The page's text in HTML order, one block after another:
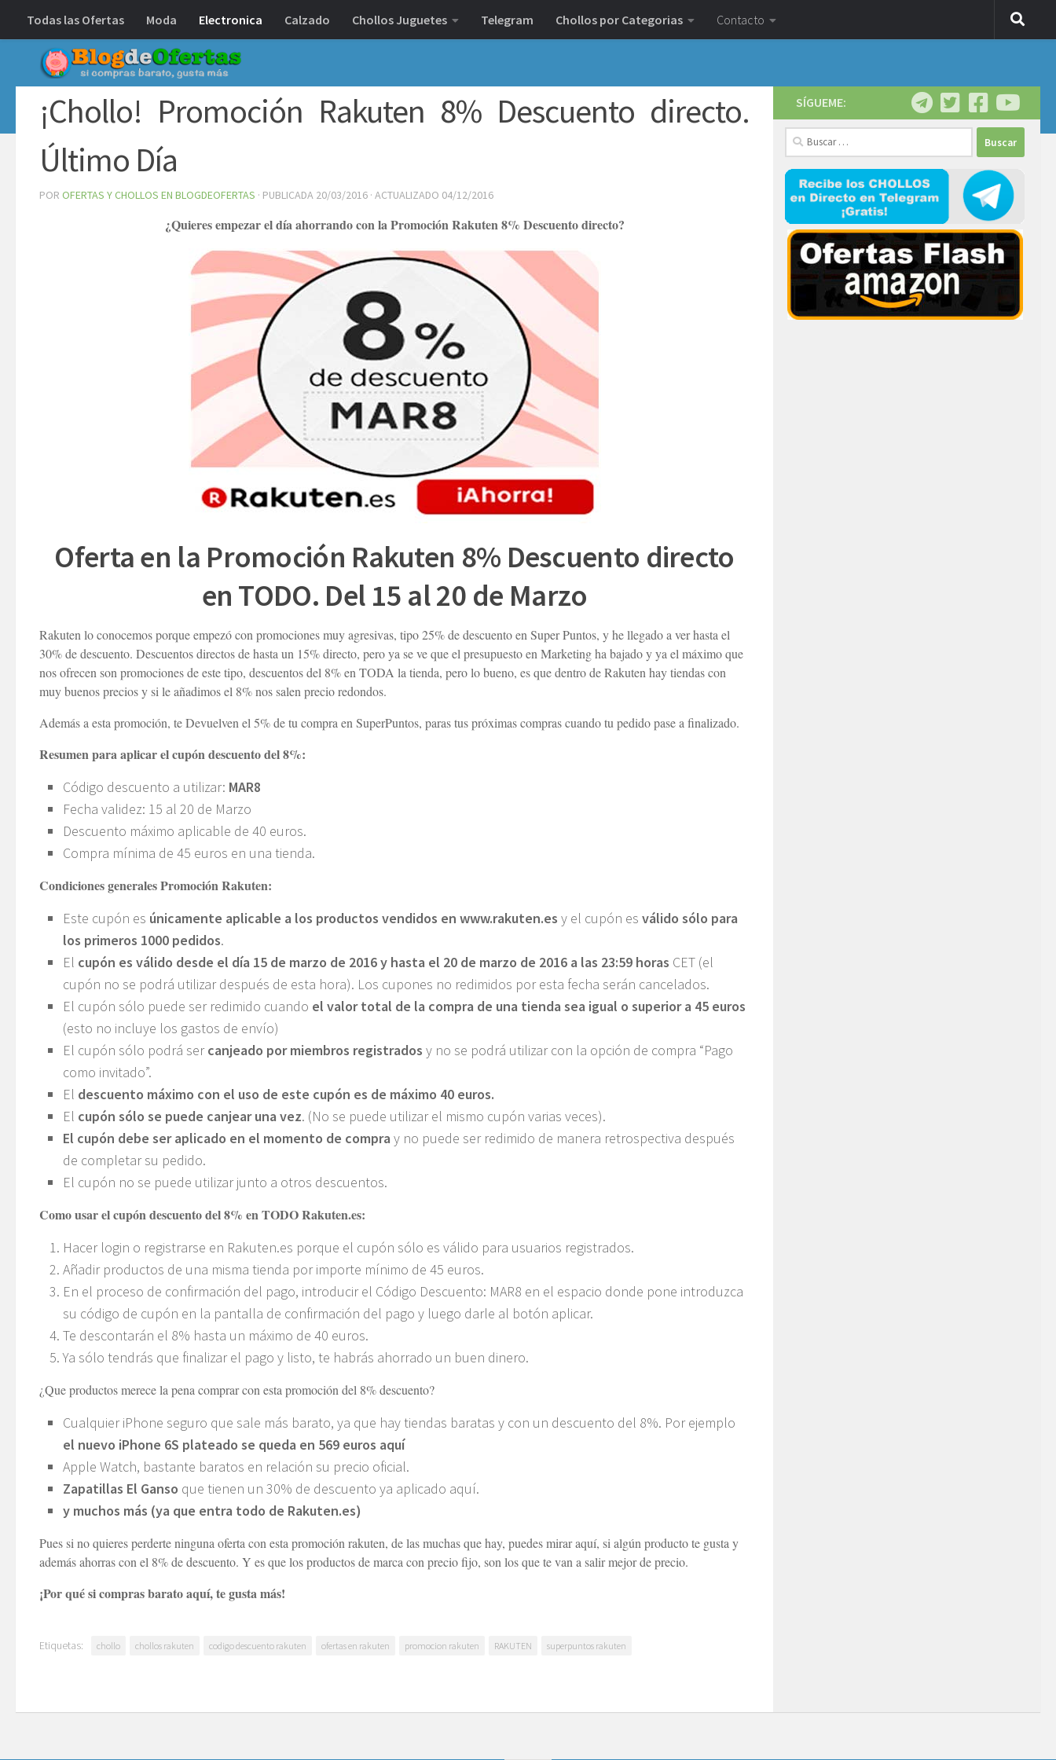
Debajo del contenido
Todas las Ofertas Moda Electronica Calzado Chollos Juguetes Telegram Chollos por Categorias Contacto
¡Chollo! Promoción Rakuten 8% Descuento directo.
Último Día
POR OFERTAS Y CHOLLOS EN BLOGDEOFERTAS · PUBLICADA 20/03/2016 · ACTUALIZADO 04/12/2016
¿Quieres empezar el día ahorrando con la Promoción Rakuten 8% Descuento directo?
Oferta en la Promoción Rakuten 8% Descuento directo
en TODO. Del 15 al 20 de Marzo
Rakuten lo conocemos porque empezó con promociones muy agresivas, tipo 25% de descuento en Super Puntos, y he llegado a ver hasta el
30% de descuento. Descuentos directos de hasta un 15% directo, pero ya se ve que el presupuesto en Marketing ha bajado y ya el máximo que
nos ofrecen son promociones de este tipo, descuentos del 8% en TODA la tienda, pero lo bueno, es que dentro de Rakuten hay tiendas con
muy buenos precios y si le añadimos el 8% nos salen precio redondos.
Además a esta promoción, te Devuelven el 5% de tu compra en SuperPuntos, paras tus próximas compras cuando tu pedido pase a finalizado.
Resumen para aplicar el cupón descuento del 8%:
Código descuento a utilizar: MAR8
Fecha validez: 15 al 20 de Marzo
Descuento máximo aplicable de 40 euros.
Compra mínima de 45 euros en una tienda.
Condiciones generales Promoción Rakuten:
Este cupón es únicamente aplicable a los productos vendidos en www.rakuten.es y el cupón es válido sólo para
los primeros 1000 pedidos.
El cupón es válido desde el día 15 de marzo de 2016 y hasta el 20 de marzo de 2016 a las 23:59 horas CET (el
cupón no se podrá utilizar después de esta hora). Los cupones no redimidos por esta fecha serán cancelados.
El cupón sólo puede ser redimido cuando el valor total de la compra de una tienda sea igual o superior a 45 euros
(esto no incluye los gastos de envío)
El cupón sólo podrá sercanjeado por miembros registrados y no se podrá utilizar con la opción de compra “Pago
como invitado”.
El descuento máximo con el uso de este cupón es de máximo 40 euros.
El cupón sólo se puede canjear una vez. (No se puede utilizar el mismo cupón varias veces).
El cupón debe ser aplicado en el momento de compra y no puede ser redimido de manera retrospectiva después
de completar su pedido.
El cupón no se puede utilizar junto a otros descuentos.
Como usar el cupón descuento del 8% en TODO Rakuten.es:
Hacer login o registrarse en Rakuten.es porque el cupón sólo es válido para usuarios registrados.
Añadir productos de una misma tienda por importe mínimo de 45 euros.
En el proceso de confirmación del pago, introducir el Código Descuento: MAR8 en el espacio donde pone introduzca
su código de cupón en la pantalla de confirmación del pago y luego darle al botón aplicar.
Te descontarán el 8% hasta un máximo de 40 euros.
Ya sólo tendrás que finalizar el pago y listo, te habrás ahorrado un buen dinero.
¿Que productos merece la pena comprar con esta promoción del 8% descuento?
Cualquier iPhone seguro que sale más barato, ya que hay tiendas baratas y con un descuento del 8%. Por ejemplo
el nuevo iPhone 6S plateado se queda en 569 euros aquí
Apple Watch, bastante baratos en relación su precio oficial.
Zapatillas El Ganso que tienen un 30% de descuento ya aplicado aquí.
y muchos más (ya que entra todo de Rakuten.es)
Pues si no quieres perderte ninguna oferta con esta promoción rakuten, de las muchas que hay, puedes mirar aquí, si algún producto te gusta y
además ahorras con el 8% de descuento. Y es que los productos de marca con precio fijo, son los que te van a salir mejor de precio.
¡Por qué si compras barato aquí, te gusta más!
Etiquetas: chollo chollos rakuten codigo descuento rakuten ofertas en rakuten promocion rakuten RAKUTEN superpuntos rakuten
SÍGUEME:
Buscar: